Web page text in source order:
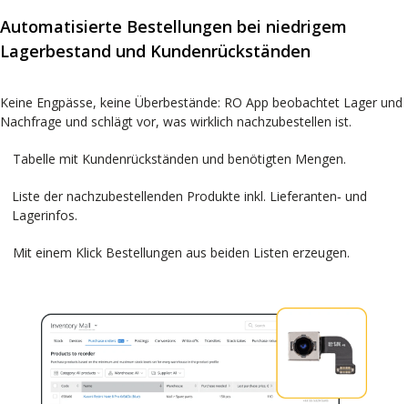
Automatisierte Bestellungen bei niedrigem
Lagerbestand und Kundenrückständen
Keine Engpässe, keine Überbestände: RO App beobachtet Lager und
Nachfrage und schlägt vor, was wirklich nachzubestellen ist.
Tabelle mit Kundenrückständen und benötigten Mengen.
Liste der nachzubestellenden Produkte inkl. Lieferanten‑ und
Lagerinfos.
Mit einem Klick Bestellungen aus beiden Listen erzeugen.